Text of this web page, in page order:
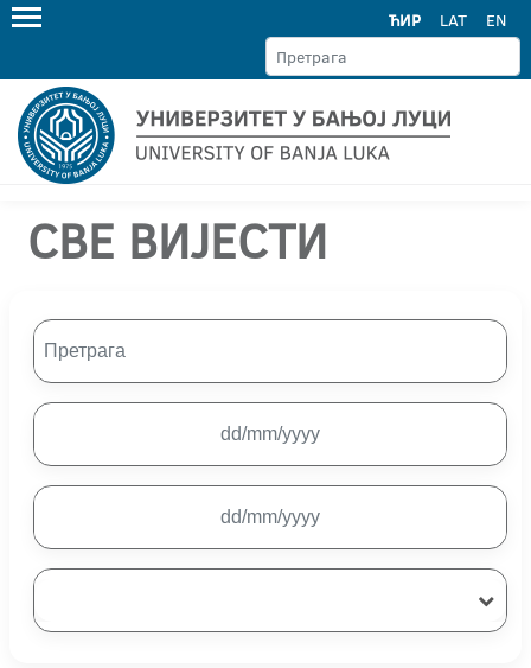
ЋИР LAT EN
СВЕ ВИЈЕСТИ